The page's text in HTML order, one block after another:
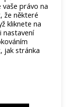
právo na
že některé
kliknete na
nastavení
jak stránka